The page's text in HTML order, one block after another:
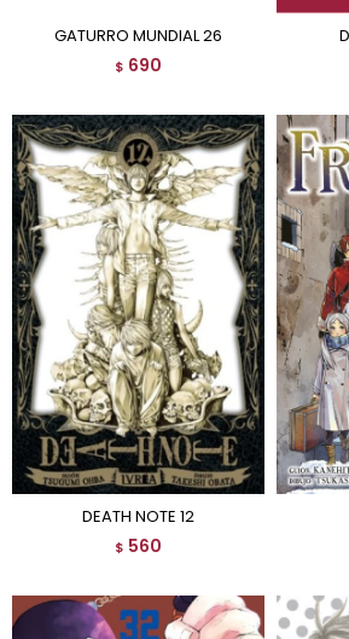
GATURRO MUNDIAL 26
$ 690
DEATH NOTE 12
$ 560